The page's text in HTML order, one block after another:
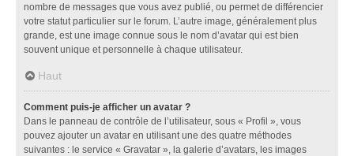
nombre de messages que vous avez publié, ou permet de différencier
votre statut particulier sur le forum. L’autre image, généralement plus
grande, est une image connue sous le nom d’avatar qui est bien
souvent unique et personnelle à chaque utilisateur.
Haut
Comment puis-je afficher un avatar ?
Dans le panneau de contrôle de l’utilisateur, sous « Profil », vous
pouvez ajouter un avatar en utilisant une des quatre méthodes
suivantes : le service « Gravatar », la galerie d’avatars, les images